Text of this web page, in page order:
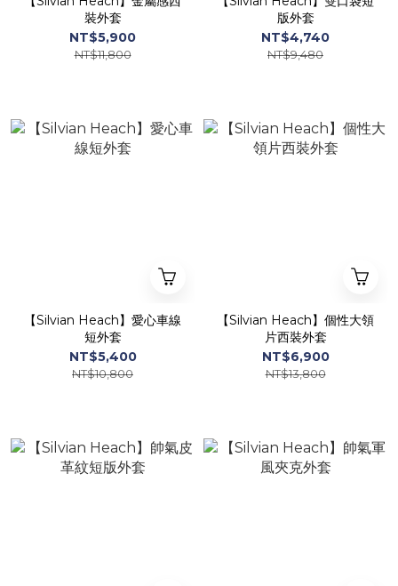
裝外套
NT$5,900
NT$11,800
版外套
NT$4,740
NT$9,480
【Silvian Heach】愛心車線
短外套
NT$5,400
NT$10,800
【Silvian Heach】個性大領
片西裝外套
NT$6,900
NT$13,800